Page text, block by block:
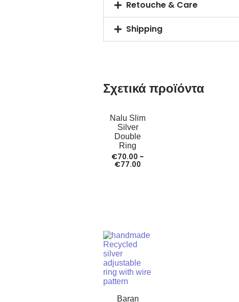
Retouche & Care
Shipping
Σχετικά προϊόντα
Nalu Slim
Silver
Double
Ring
€70.00 –
€77.00
Baran